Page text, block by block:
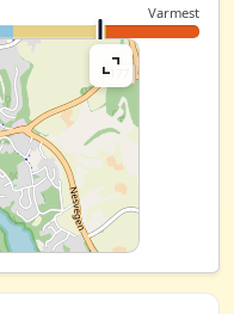
Varmest